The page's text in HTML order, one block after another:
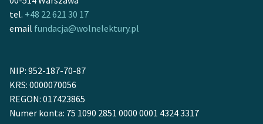
tel. +48 22 621 30 17
email fundacja@wolnelektury.pl
NIP: 952-187-70-87
KRS: 0000070056
REGON: 017423865
Numer konta: 75 1090 2851 0000 0001 4324 3317